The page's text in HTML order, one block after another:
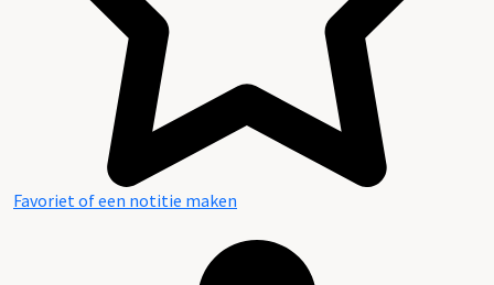
Favoriet of een notitie maken